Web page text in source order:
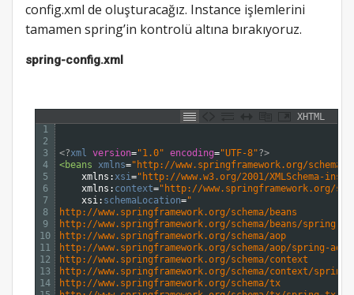
config.xml de oluşturacağız. Instance işlemlerini
tamamen spring’in kontrolü altına bırakıyoruz.
spring-config.xml
XHTML
1
2
3
4
5
6
7
8
9
10
11
12
13
14
<?xml version="1.0" encoding="UTF-8"?>
<beans xmlns="http://www.springframework.org/schema/
xmlns :xsi="http://www.w3.org/2001/XMLSchema-
xmlns : context="http://www.springframework.org/
xsi: schemaLocation="
http://www.springframework.org/schema/beans
http://www.springframework.org/schema/beans/spring-
http://www.springframework.org/schema/aop
http://www.springframework.org/schema/aop/spring-
http://www.springframework.org/schema/context
http://www.springframework.org/schema/context/
http://www.springframework.org/schema/tx